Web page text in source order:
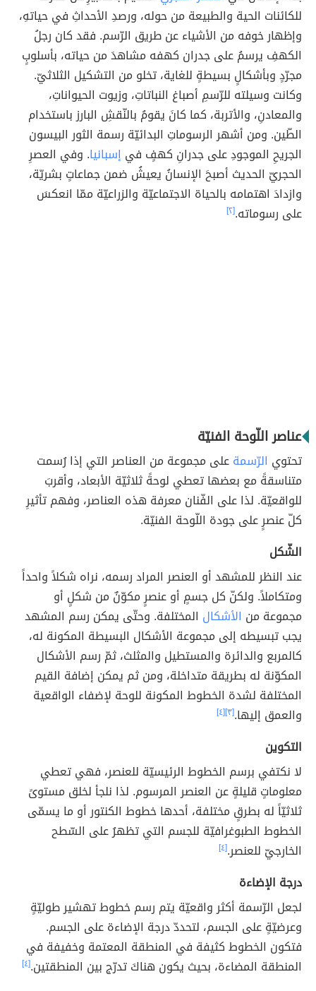
للكائنات الحية والطبيعة من حوله، ورصدِ الأحداثِ في حياتهِ،
وإظهار خوفه من الأشياء عن طريق الرّسم. فقد كان رجلُ
الكهفِ يرسمُ على جدران كهفه مشاهدَ من حياته، بأسلوبٍ
مجرّدٍ وبأشكالٍ بسيطةٍ للغاية، تخلو من التشكيل الثلاثيّ.
وكانت وسيلته للرّسمِ أصباغ النباتاتِ، وزيوت الحيواناتِ،
والمعادنِ، والأتربة، كما كانَ يقومُ بالنّقشِ البارز باستخدام
الطّين. ومن أشهر الرسوماتِ البدائيّة رسمة الثور البيسون
الجريحِ الموجودِ على جدرانِ كهفٍ في إسبانيا. وفي العصرِ
الحجريّ الحديث أصبحَ الإنسانُ يعيشُ ضمن جماعاتٍ بشريّة،
وازدادَ اهتمامه بالحياة الاجتماعيّة والزراعيّة ممّا انعكسَ
على رسوماته.[٢]
عناصر اللّوحة الفنيّة
تحتوي الرّسمةعلى مجموعة من العناصر التي إذا رُسمت
متناسقةً مع بعضها تعطي لوحةً ثلاثيّة الأبعاد، وأقربَ
للواقعيّة. لذا على الفّنان معرفة هذه العناصر، وفهم تأثيرِ
كلّ عنصرٍ على جودة اللّوحة الفنيّة.
الشّكل
عند النظر للمشهد أو العنصر المراد رسمه، نراه شكلاً واحداً
ومتكاملاً. ولكنّ كل جسمٍ أو عنصرٍ مكوّنٌ من شكلٍ أو
مجموعة من الأشكال المختلفة. وحتّى يمكن رسم المشهد
يجب تبسيطه إلى مجموعة الأشكال البسيطة المكونة له،
كالمربع والدائرة والمستطيل والمثلث، ثمّ رسم الأشكال
المكوّنة له بطريقة متداخلة، ومن ثم يمكن إضافة القيم
المختلفة لشدة الخطوط المكونة للوحة لإضفاء الواقعية
والعمق إليها.[٣] [٤]
التكوين
لا نكتفي برسم الخطوط الرئيسيّة للعنصر، فهي تعطي
معلوماتٍ قليلةٍ عن العنصر المرسوم. لذا نلجأ لخلق مستوىً
ثلاثيّاً له بطرقٍ مختلفة، أحدها خطوط الكنتور أو ما يسمّى
الخطوط الطبوغرافيّة للجسم التي تظهرُ على السّطح
الخارجيّ للعنصر.[٤]
درجة الإضاءة
لجعل الرّسمة أكثر واقعيّة يتم رسم خطوط تهشير طوليّةٍ
وعرضيّةٍ على الجسم، لتحددّ درجة الإضاءة على الجسم.
فتكون الخطوط كثيفة في المنطقة المعتمة وخفيفة في
المنطقة المضاءة، بحيث يكون هناكَ تدرّج بين المنطقتين.[٤]